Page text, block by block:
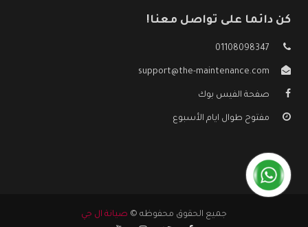
كن دائما على تواصل معنا!
01108098347
support@the-maintenance.com
صفحة الفيس بوك
مفتوح طوال ايام الأسبوع
جميع الحقوق محفوظه © صيانة ال جي